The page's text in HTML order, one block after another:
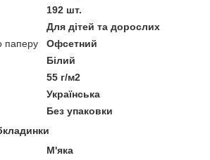
192 шт.
Для дітей та дорослих
паперу
Офсетний
Білий
55 г/м2
Українська
Без упаковки
М'яка